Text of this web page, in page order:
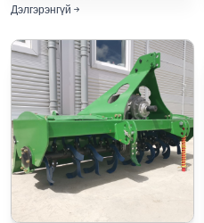
Дэлгэрэнгүй